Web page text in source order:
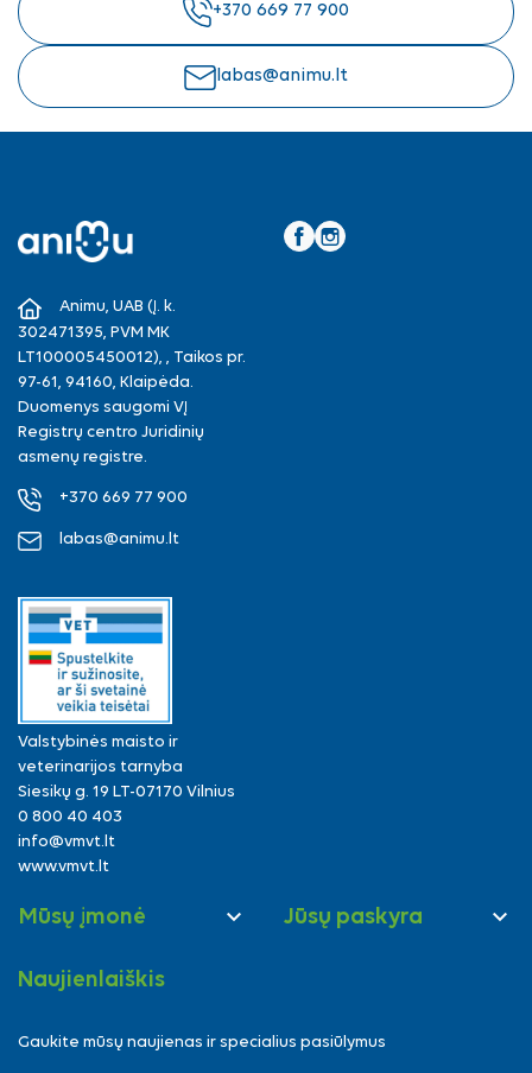
+370 669 77 900
labas@animu.lt
Animu, UAB (Į. k.
302471395, PVM MK
LT100005450012), , Taikos pr.
97-61, 94160, Klaipėda.
Duomenys saugomi VĮ
Registrų centro Juridinių
asmenų registre.
+370 669 77 900
labas@animu.lt
Valstybinės maisto ir
veterinarijos tarnyba
Siesikų g. 19 LT-07170 Vilnius
0 800 40 403
info@vmvt.lt
www.vmvt.lt
Mūsų įmonė  Jūsų paskyra 
Naujienlaiškis
Gaukite mūsų naujienas ir specialius pasiūlymus